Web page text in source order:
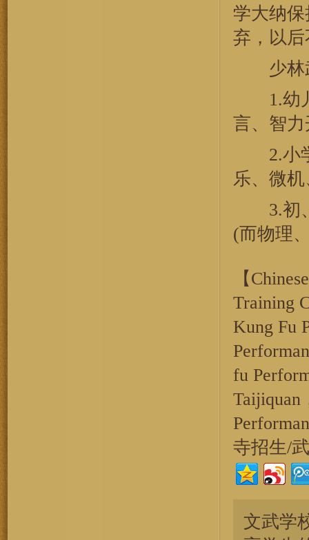
学大纳
弃，以
少林
1.幼儿
言、智
2.小学
乐、微
3.初、
(而物理
【
Training
Kung Fu
fu
Taijiquan
寺招生/
文武学